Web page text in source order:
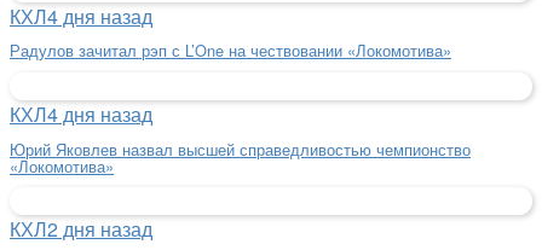
КХЛ4 дня назад
Радулов зачитал рэп с L’One на чествовании «Локомотива»
КХЛ4 дня назад
Юрий Яковлев назвал высшей справедливостью чемпионство
«Локомотива»
КХЛ2 дня назад